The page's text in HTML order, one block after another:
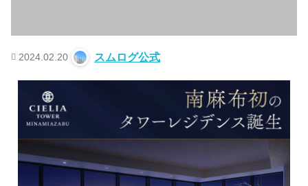
2024.02.20 スムログ公式